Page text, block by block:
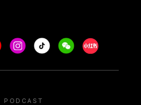
Instagram
Tiktok WeechatXiaohongshu/
PODCAST